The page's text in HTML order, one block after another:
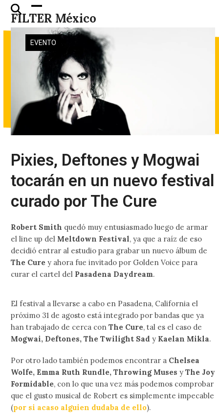
Skip
content
FILTER México
Open
mobile
menu
Close
mobile
menu
EVENTO
Pixies, Deftones y Mogwai
tocarán en un nuevo festival
curado por The Cure
Robert Smith quedó muy entusiasmado luego de armar
el line up del Meltdown Festival, ya que a raíz de eso
decidió entrar al estudio para grabar un nuevo álbum de
The Curey ahora fue invitado por Golden Voice para
curar el cartel del Pasadena Daydream.
El festival a llevarse a cabo en Pasadena, California el
próximo 31 de agosto está integrado por bandas que ya
han trabajado de cerca conThe Cure, tal es el caso de
Mogwai, Deftones, The Twilight Sady Kaelan Mikla.
Por otro lado también podemos encontrar a Chelsea
Wolfe, Emma Ruth Rundle, Throwing MusesyThe Joy
Formidable, con lo que una vez más podemos comprobar
que el gusto musical de Robert es simplemente impecable
(por si acaso alguien dudaba de ello).